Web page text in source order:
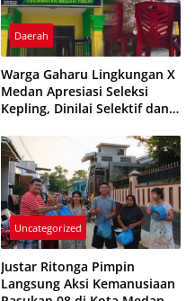
Daerah
Warga Gaharu Lingkungan X
Medan Apresiasi Seleksi
Kepling, Dinilai Selektif dan
Uncategorized
Justar Ritonga Pimpin
Langsung Aksi Kemanusiaan